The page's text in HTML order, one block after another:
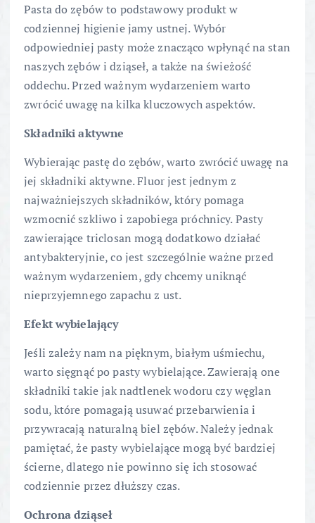
Pasta do zębów to podstawowy produkt w
codziennej higienie jamy ustnej. Wybór
odpowiedniej pasty może znacząco wpłynąć na stan
naszych zębów i dziąseł, a także na świeżość
oddechu. Przed ważnym wydarzeniem warto
zwrócić uwagę na kilka kluczowych aspektów.
Składniki aktywne
Wybierając pastę do zębów, warto zwrócić uwagę na
jej składniki aktywne. Fluor jest jednym z
najważniejszych składników, który pomaga
wzmocnić szkliwo i zapobiega próchnicy. Pasty
zawierające triclosan mogą dodatkowo działać
antybakteryjnie, co jest szczególnie ważne przed
ważnym wydarzeniem, gdy chcemy uniknąć
nieprzyjemnego zapachu z ust.
Efekt wybielający
Jeśli zależy nam na pięknym, białym uśmiechu,
warto sięgnąć po pasty wybielające. Zawierają one
składniki takie jak nadtlenek wodoru czy węglan
sodu, które pomagają usuwać przebarwienia i
przywracają naturalną biel zębów. Należy jednak
pamiętać, że pasty wybielające mogą być bardziej
ścierne, dlatego nie powinno się ich stosować
codziennie przez dłuższy czas.
Ochrona dziąseł